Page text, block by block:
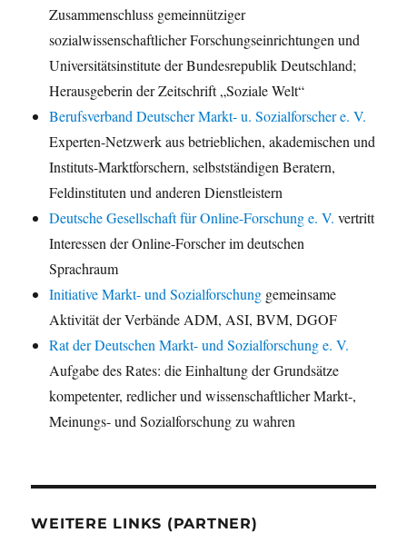
Zusammenschluss gemeinnütziger
sozialwissenschaftlicher Forschungseinrichtungen und
Universitätsinstitute der Bundesrepublik Deutschland;
Herausgeberin der Zeitschrift „Soziale Welt“
Berufsverband Deutscher Markt- u. Sozialforscher e. V.
Experten-Netzwerk aus betrieblichen, akademischen und
Instituts-Marktforschern, selbstständigen Beratern,
Feldinstituten und anderen Dienstleistern
Deutsche Gesellschaft für Online-Forschung e. V. vertritt
Interessen der Online-Forscher im deutschen
Sprachraum
Initiative Markt- und Sozialforschung gemeinsame
Aktivität der Verbände ADM, ASI, BVM, DGOF
Rat der Deutschen Markt- und Sozialforschung e. V.
Aufgabe des Rates: die Einhaltung der Grundsätze
kompetenter, redlicher und wissenschaftlicher Markt-,
Meinungs- und Sozialforschung zu wahren
WEITERE LINKS (PARTNER)